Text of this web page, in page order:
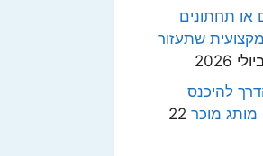
או תחתונים
שתעזור
להיכנס
מוכר 22